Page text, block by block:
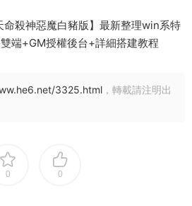
3325.html ，轉載請注明出
0 0